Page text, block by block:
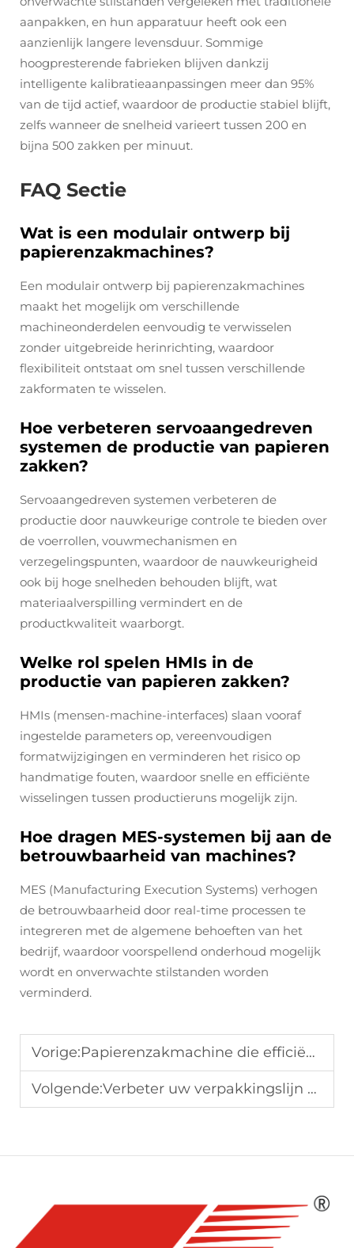
aanpakken, en hun apparatuur heeft ook een
aanzienlijk langere levensduur. Sommige
hoogpresterende fabrieken blijven dankzij
intelligente kalibratieaanpassingen meer dan 95%
van de tijd actief, waardoor de productie stabiel blijft,
zelfs wanneer de snelheid varieert tussen 200 en
bijna 500 zakken per minuut.
FAQ Sectie
Wat is een modulair ontwerp bij
papierenzakmachines?
Een modulair ontwerp bij papierenzakmachines
maakt het mogelijk om verschillende
machineonderdelen eenvoudig te verwisselen
zonder uitgebreide herinrichting, waardoor
flexibiliteit ontstaat om snel tussen verschillende
zakformaten te wisselen.
Hoe verbeteren servoaangedreven
systemen de productie van papieren
zakken?
Servoaangedreven systemen verbeteren de
productie door nauwkeurige controle te bieden over
de voerrollen, vouwmechanismen en
verzegelingspunten, waardoor de nauwkeurigheid
ook bij hoge snelheden behouden blijft, wat
materiaalverspilling vermindert en de
productkwaliteit waarborgt.
Welke rol spelen HMIs in de
productie van papieren zakken?
HMIs (mensen-machine-interfaces) slaan vooraf
ingestelde parameters op, vereenvoudigen
formatwijzigingen en verminderen het risico op
handmatige fouten, waardoor snelle en efficiënte
wisselingen tussen productieruns mogelijk zijn.
Hoe dragen MES-systemen bij aan de
betrouwbaarheid van machines?
MES (Manufacturing Execution Systems) verhogen
de betrouwbaarheid door real-time processen te
integreren met de algemene behoeften van het
bedrijf, waardoor voorspellend onderhoud mogelijk
wordt en onverwachte stilstanden worden
verminderd.
Vorige:Papierenzakmachine die efficiëntie en kwaliteit in één oplossing biedt
Volgende:Verbeter uw verpakkingslijn met een geavanceerde papieren zakmachine